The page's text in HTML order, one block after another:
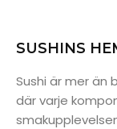
SUSHINS
Sushi är mer
där varje